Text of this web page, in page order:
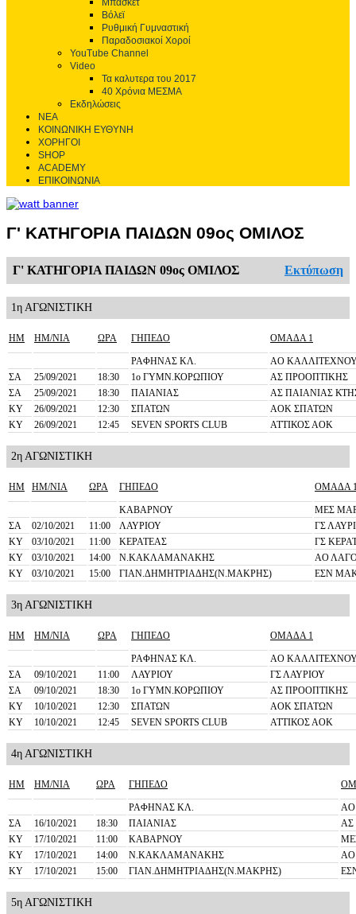
Μπάσκετ
Βόλεϊ
Ρυθμική Γυμναστική
Παραδοσιακοί Χοροί
YouTube Channel
Video
Τα καλυτερα του 2017
40 Χρόνια ΜΕΣΜΑ
Εκδηλώσεις
ΝΕΑ
ΚΟΙΝΩΝΙΚΗ ΕΥΘΥΝΗ
ΧΟΡΗΓΟΙ
SHOP
ACADEMY
ΕΠΙΚΟΙΝΩΝΙΑ
Γ' ΚΑΤΗΓΟΡΙΑ ΠΑΙΔΩΝ 09ος ΟΜΙΛΟΣ
Γ' ΚΑΤΗΓΟΡΙΑ ΠΑΙΔΩΝ 09ος ΟΜΙΛΟΣ Εκτύπωση
1η ΑΓΩΝΙΣΤΙΚΗ
ΗΜ ΗΜ/ΝΙΑ ΩΡΑ ΓΗΠΕΔΟ ΟΜΑΔΑ 1
ΡΑΦΗΝΑΣ ΚΛ.
ΑΟ
ΣΑ
25/09/2021 18:30 1o ΓΥΜΝ.ΚΟΡΩΠΙΟΥ
ΑΣ ΠΡΟΟΠΤΙΚΗΣ
ΣΑ
25/09/2021 18:30 ΠΑΙΑΝΙΑΣ
ΑΣ ΠΑΙΑΝΙΑΣ
ΚΥ
26/09/2021 12:30 ΣΠΑΤΩΝ
ΑΟΚ ΣΠΑΤΩΝ
ΚΥ
26/09/2021 12:45 SEVEN SPORTS CLUB ΑΤΤΙΚΟΣ ΑΟΚ
2η ΑΓΩΝΙΣΤΙΚΗ
ΗΜ ΗΜ/ΝΙΑ ΩΡΑ ΓΗΠΕΔΟ ΟΜΑΔΑ
ΚΑΒΑΡΝΟΥ
ΜΕΣ
ΣΑ
02/10/2021 11:00 ΛΑΥΡΙΟΥ
ΓΣ
ΚΥ
03/10/2021 11:00 ΚΕΡΑΤΕΑΣ
ΓΣ
ΚΥ
03/10/2021 14:00 Ν.ΚΑΚΛΑΜΑΝΑΚΗΣ
ΑΟ
ΚΥ
03/10/2021 15:00 ΓΙΑΝ.ΔΗΜΗΤΡΙΑΔΗΣ(Ν.ΜΑΚΡΗΣ) ΕΣΝ
3η ΑΓΩΝΙΣΤΙΚΗ
ΗΜ ΗΜ/ΝΙΑ ΩΡΑ ΓΗΠΕΔΟ ΟΜΑΔΑ 1
ΡΑΦΗΝΑΣ ΚΛ.
ΑΟ
ΣΑ
09/10/2021 11:00 ΛΑΥΡΙΟΥ
ΓΣ ΛΑΥΡΙΟΥ
ΣΑ
09/10/2021 18:30 1o ΓΥΜΝ.ΚΟΡΩΠΙΟΥ
ΑΣ ΠΡΟΟΠΤΙΚΗΣ
ΚΥ
10/10/2021 12:30 ΣΠΑΤΩΝ
ΑΟΚ ΣΠΑΤΩΝ
ΚΥ
10/10/2021 12:45 SEVEN SPORTS CLUB ΑΤΤΙΚΟΣ ΑΟΚ
4η ΑΓΩΝΙΣΤΙΚΗ
ΗΜ ΗΜ/ΝΙΑ ΩΡΑ ΓΗΠΕΔΟ
ΡΑΦΗΝΑΣ ΚΛ.
ΑΟ
ΣΑ
16/10/2021 18:30 ΠΑΙΑΝΙΑΣ
ΑΣ
ΚΥ
17/10/2021 11:00 ΚΑΒΑΡΝΟΥ
ΚΥ
17/10/2021 14:00 Ν.ΚΑΚΛΑΜΑΝΑΚΗΣ
ΑΟ
ΚΥ
17/10/2021 15:00 ΓΙΑΝ.ΔΗΜΗΤΡΙΑΔΗΣ(Ν.ΜΑΚΡΗΣ)
5η ΑΓΩΝΙΣΤΙΚΗ